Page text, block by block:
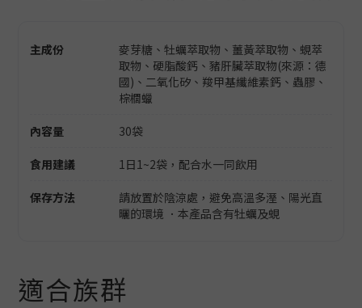
主成份
麥芽糖、牡蠣萃取物、薑黃萃取物、蜆萃
取物、硬脂酸鈣、豬肝臟萃取物(來源：德
國)、二氧化矽、羧甲基纖維素鈣、蟲膠、
棕櫚蠟
內容量 30袋
食用建議 1日1~2袋，配合水一同飲用
保存方法
請放置於陰涼處，避免高溫多溼、陽光直
曬的環境 ．本產品含有牡蠣及蜆
適合族群